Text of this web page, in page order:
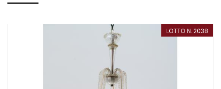
LOTTO N. 2038